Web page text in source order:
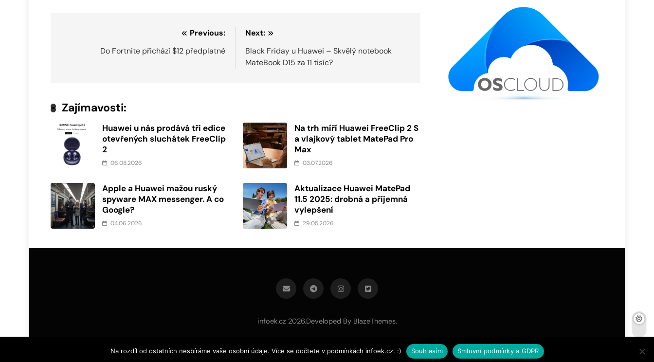
Previous:
Do Fortnite přichází $12 předplatné
Next:
Black Friday u Huawei – Skvělý notebook
MateBook D15 za 11 tisíc?
Zajímavosti:
Huawei u nás prodává tři edice
otevřených sluchátek FreeClip
2
06.08.2026
Na trh míří Huawei FreeClip 2 S
a vlajkový tablet MatePad Pro
Max
03.07.2026
Apple a Huawei mažou ruský
spyware MAX messenger. A co
Google?
04.06.2026
Aktualizace Huawei MatePad
11.5 2025: drobná a příjemná
vylepšení
29.05.2026
infoek.cz 2026.Developed By BlazeThemes.
Na rozdíl od ostatních nesbíráme vaše osobní údaje. Více se dočtete v podmínkách infoek.cz. :) Souhlasím Smluvní podmínky a GDPR